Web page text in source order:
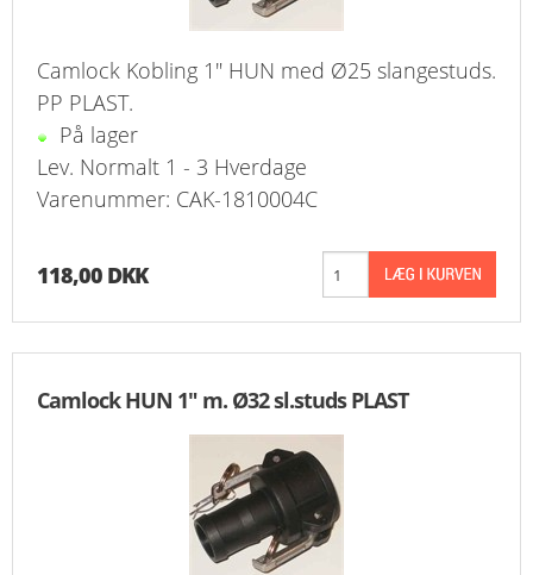
Camlock Kobling 1" HUN med Ø25 slangestuds.
PP PLAST.
På lager
Lev. Normalt 1 - 3 Hverdage
Varenummer: CAK-1810004C
118,00 DKK
Camlock HUN 1" m. Ø32 sl.studs PLAST